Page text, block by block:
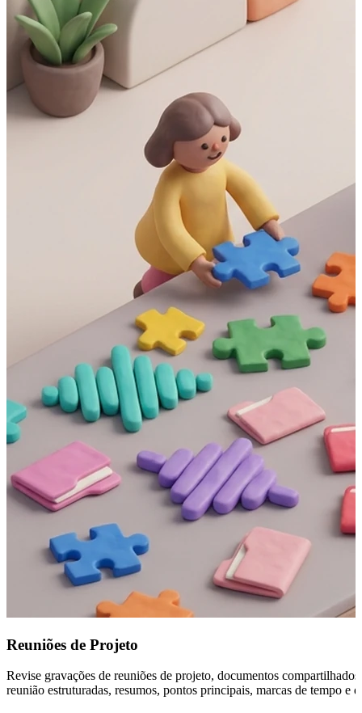
Reuniões de Projeto
Revise gravações de reuniões de projeto, documentos
reunião estruturadas, resumos, pontos principais, marcas de tempo e